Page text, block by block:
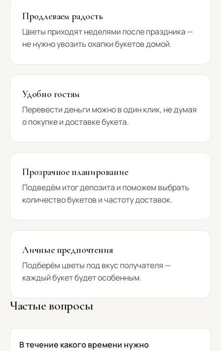
Продлеваем радость
Цветы приходят неделями после праздника —
не нужно увозить охапки букетов домой.
Удобно гостям
Перевести деньги можно в один клик, не думая
о покупке и доставке букета.
Прозрачное планирование
Подведём итог депозита и поможем выбрать
количество букетов и частоту доставок.
Личные предпочтения
Подберём цветы под вкус получателя —
каждый букет будет особенным.
Частые вопросы
В течение какого времени нужно